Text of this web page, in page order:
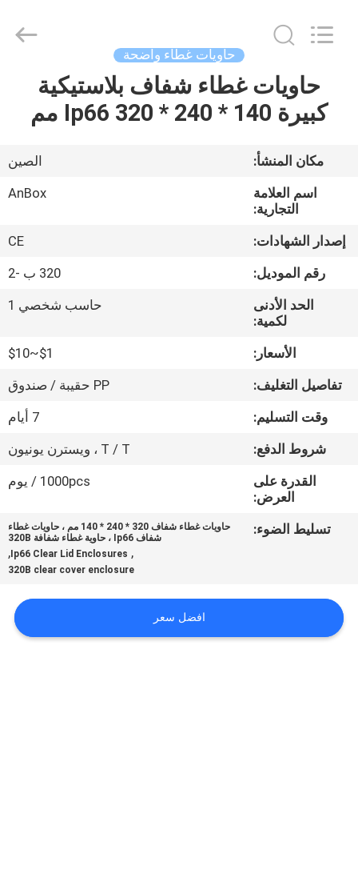
منزل،
بيت
منتجات
معلومات
عنا
جولة
المعمل
مراقبة
الجودة
اتصل
SHOPPING ONLINE
حاويات غطاء واضحة
حاويات غطاء شفاف بلاستيكية
كبيرة Ip66 320 * 240 * 140 مم
مكان المنشأ:
الصين
اسم العلامة
التجارية:
AnBox
إصدار الشهادات:
CE
رقم الموديل:
320 ب -2
الحد الأدنى
لكمية:
حاسب شخصي 1
الأسعار:
$1~$10
تفاصيل التغليف:
PP حقيبة / صندوق
وقت التسليم:
7 أيام
شروط الدفع:
T / T ، ويسترن يونيون
القدرة على
العرض:
1000pcs / يوم
تسليط الضوء:
حاويات غطاء شفاف 320 * 240 * 140 مم ، حاويات غطاء
شفاف Ip66 ، حاوية غطاء شفافة 320B
,
Ip66 Clear Lid Enclosures
,
320B clear cover enclosure
افضل سعر